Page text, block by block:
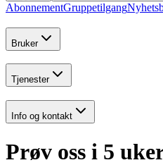
AbonnementGruppetilgang
Bruker
Tjenester
Info og kontakt
Prøv oss i 5